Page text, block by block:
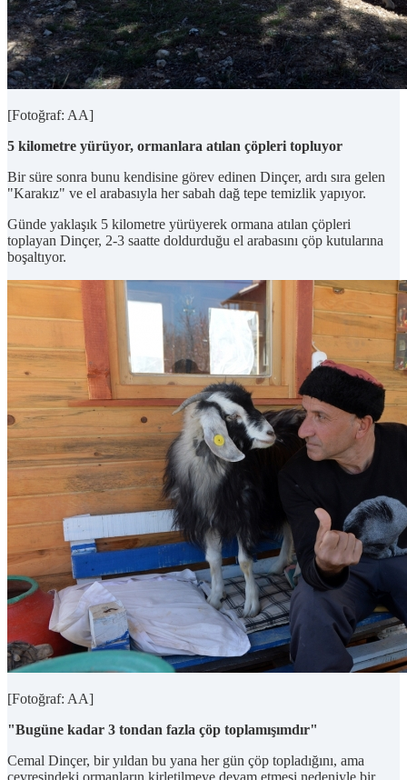
[Fotoğraf: AA]
5 kilometre yürüyor, ormanlara atılan çöpleri topluyor
Bir süre sonra bunu kendisine görev edinen Dinçer, ardı sıra gelen
"Karakız" ve el arabasıyla her sabah dağ tepe temizlik yapıyor.
Günde yaklaşık 5 kilometre yürüyerek ormana atılan çöpleri
toplayan Dinçer, 2-3 saatte doldurduğu el arabasını çöp kutularına
boşaltıyor.
[Fotoğraf: AA]
"Bugüne kadar 3 tondan fazla çöp toplamışımdır"
Cemal Dinçer, bir yıldan bu yana her gün çöp topladığını, ama
çevresindeki ormanların kirletilmeye devam etmesi nedeniyle bir